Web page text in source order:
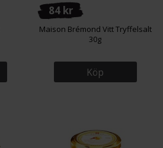
84 kr
Maison Brémond Vitt Tryffelsalt
30g
Köp